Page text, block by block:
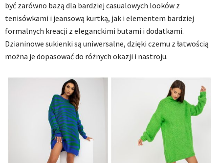
być zarówno bazą dla bardziej casualowych looków z
tenisówkami i jeansową kurtką, jak i elementem bardziej
formalnych kreacji z eleganckimi butami i dodatkami.
Dzianinowe sukienki są uniwersalne, dzięki czemu z łatwością
można je dopasować do różnych okazji i nastroju.